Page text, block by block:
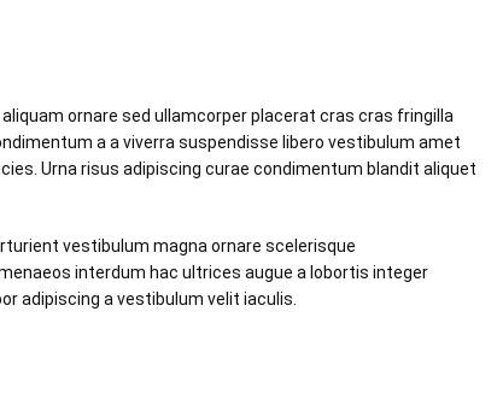
ornare sed ullamcorper placerat cras cras fringilla
a a viverra suspendisse libero vestibulum amet
Urna risus adipiscing curae condimentum blandit aliquet
vestibulum magna ornare scelerisque
interdum hac ultrices augue a lobortis integer
adipiscing a vestibulum velit iaculis.